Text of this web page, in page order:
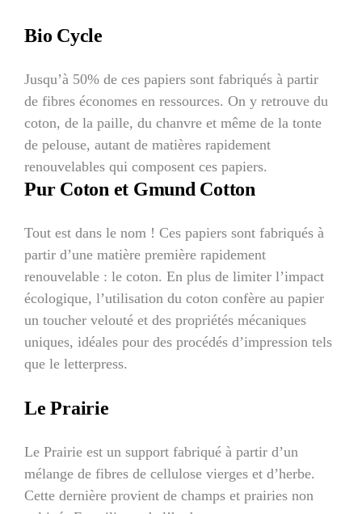
Bio Cycle
Jusqu’à 50% de ces papiers sont fabriqués à partir
de fibres économes en ressources. On y retrouve du
coton, de la paille, du chanvre et même de la tonte
de pelouse, autant de matières rapidement
renouvelables qui composent ces papiers.
Pur Coton et Gmund Cotton
Tout est dans le nom ! Ces papiers sont fabriqués à
partir d’une matière première rapidement
renouvelable : le coton. En plus de limiter l’impact
écologique, l’utilisation du coton confère au papier
un toucher velouté et des propriétés mécaniques
uniques, idéales pour des procédés d’impression tels
que le letterpress.
Le Prairie
Le Prairie est un support fabriqué à partir d’un
mélange de fibres de cellulose vierges et d’herbe.
Cette dernière provient de champs et prairies non